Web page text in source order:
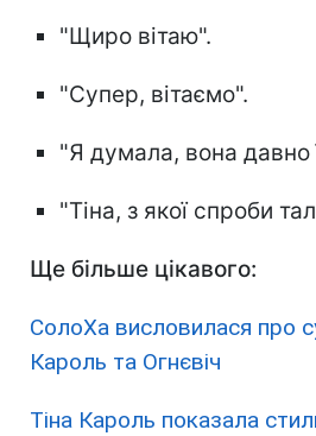
"Щиро вітаю".
"Супер, вітаємо".
"Я думала, вона давно
"Тіна, з якої спроби
Ще більше цікавого:
СолоХа висловилася про
Кароль та Огнєвіч
Тіна Кароль показала